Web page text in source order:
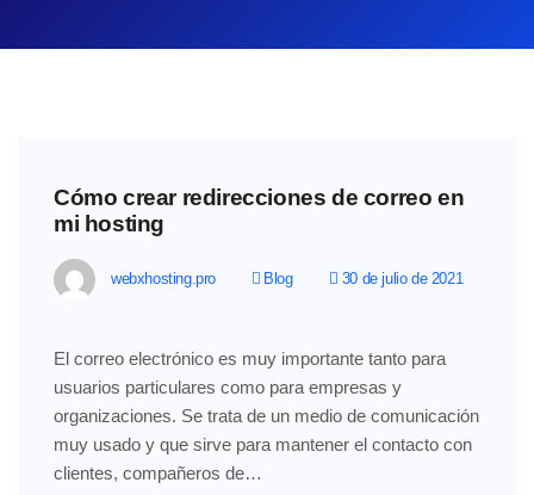
Cómo crear redirecciones de correo en
mi hosting
webxhosting.pro Blog 30 de julio de 2021
El correo electrónico es muy importante tanto para
usuarios particulares como para empresas y
organizaciones. Se trata de un medio de comunicación
muy usado y que sirve para mantener el contacto con
clientes, compañeros de…